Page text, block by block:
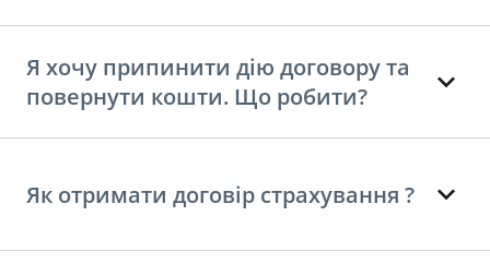
Я хочу припинити дію договору та
повернути кошти. Що робити?
Як отримати договір страхування ?